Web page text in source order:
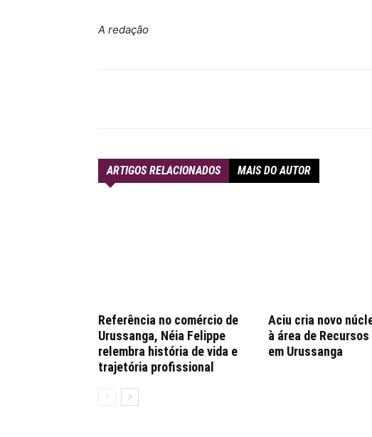
A redação
ARTIGOS RELACIONADOS MAIS DO AUTOR
Referência no comércio de
Urussanga, Néia Felippe
relembra história de vida e
trajetória profissional
Aciu cria novo
à área de Recursos
em Urussanga